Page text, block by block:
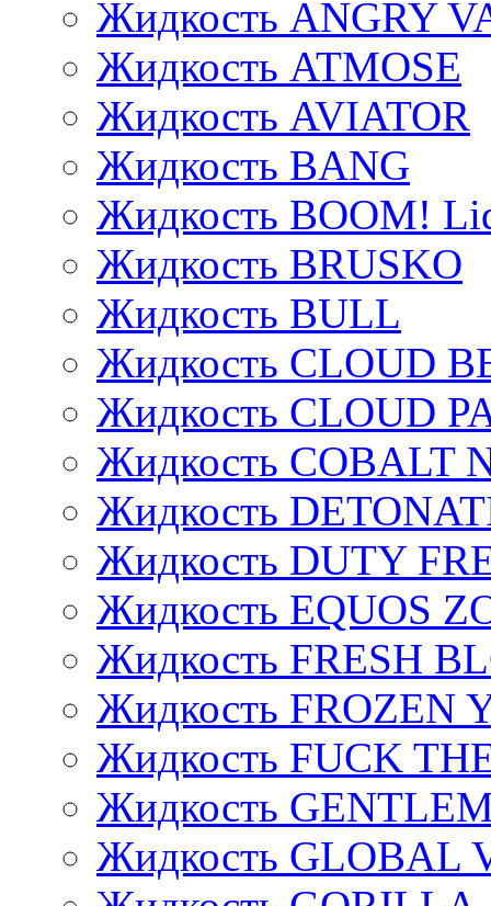
Жидкость ANGRY
Жидкость ATMOSE
Жидкость AVIATOR
Жидкость BANG
Жидкость BOOM!
Жидкость BRUSKO
Жидкость BULL
Жидкость CLOUD
Жидкость CLOUD
Жидкость COBALT
Жидкость
Жидкость DUTY
Жидкость EQUOS
Жидкость FRESH
Жидкость FROZEN
Жидкость FUCK
Жидкость
Жидкость GLOBAL